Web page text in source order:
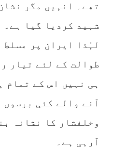
تھے۔ انہیں مگر
شہید کردیا گیا ہے۔
لہٰذا ایران پر مسلط
طوالت کے لئے تیار
ہی نہیں اس کے تمام
آنے والے کئی برسوں
وخلفشار کا نشانہ
آرہی ہے۔